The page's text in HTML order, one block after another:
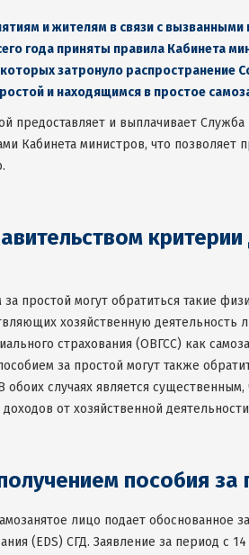
и жителям в связи с вызванными
года приняты правила Кабинета
затронуло распространение
и находящимся в простое
предоставляет и выплачивает Служба
Кабинета министров, что позволяет
простой могут обратиться такие
хозяйственную деятельность
страхования (ОВГСС) как
за простой могут также
случаях является существенным,
от хозяйственной
пособия за
лицо подает обоснованное
(EDS) СГД. Заявление за период с 14